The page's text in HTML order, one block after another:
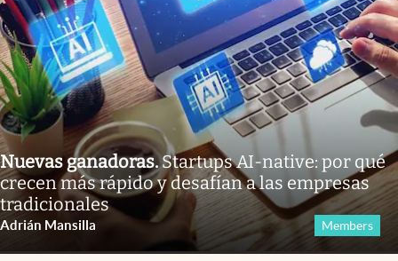
Nuevas ganadoras.Startups AI-native: por qué
crecen más rápido y desafían a las empresas
tradicionales
Adrián Mansilla Members